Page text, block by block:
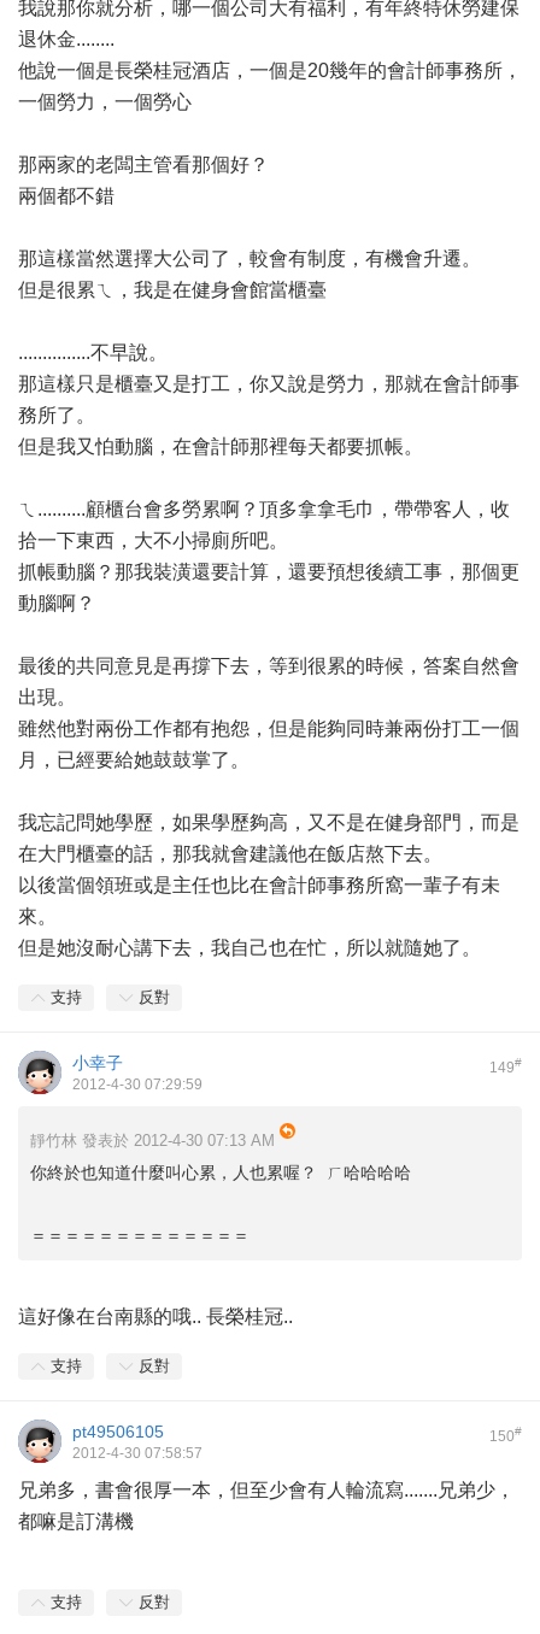
我說那你就分析，哪一個公司大有福利，有年終特休勞建保
退休金........
他說一個是長榮桂冠酒店，一個是20幾年的會計師事務所，
一個勞力，一個勞心
那兩家的老闆主管看那個好？
兩個都不錯
那這樣當然選擇大公司了，較會有制度，有機會升遷。
但是很累ㄟ，我是在健身會館當櫃臺
...............不早說。
那這樣只是櫃臺又是打工，你又說是勞力，那就在會計師事
務所了。
但是我又怕動腦，在會計師那裡每天都要抓帳。
ㄟ..........顧櫃台會多勞累啊？頂多拿拿毛巾，帶帶客人，收
拾一下東西，大不小掃廁所吧。
抓帳動腦？那我裝潢還要計算，還要預想後續工事，那個更
動腦啊？
最後的共同意見是再撐下去，等到很累的時候，答案自然會
出現。
雖然他對兩份工作都有抱怨，但是能夠同時兼兩份打工一個
月，已經要給她鼓鼓掌了。
我忘記問她學歷，如果學歷夠高，又不是在健身部門，而是
在大門櫃臺的話，那我就會建議他在飯店熬下去。
以後當個領班或是主任也比在會計師事務所窩一輩子有未
來。
但是她沒耐心講下去，我自己也在忙，所以就隨她了。
支持 反對
149#
小幸子
2012-4-30 07:29:59
靜竹林 發表於 2012-4-30 07:13 AM
你終於也知道什麼叫心累，人也累喔？ ㄏ哈哈哈哈
＝＝＝＝＝＝＝＝＝＝＝＝＝
這好像在台南縣的哦.. 長榮桂冠..
支持 反對
150#
pt49506105
2012-4-30 07:58:57
兄弟多，書會很厚一本，但至少會有人輪流寫.......兄弟少，
都嘛是訂溝機
支持 反對